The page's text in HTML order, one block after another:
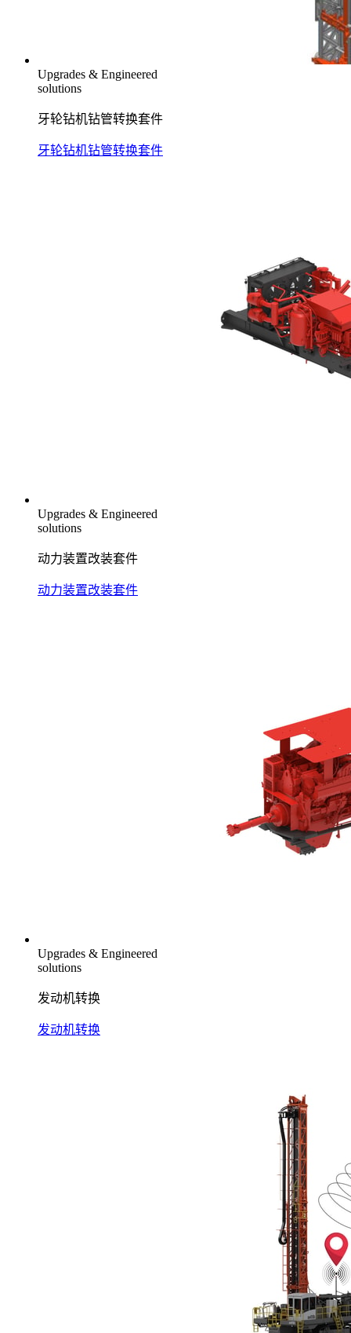
Upgrades & Engineered
solutions
牙轮钻机钻管转换套件
牙轮钻机钻管转换套件
Upgrades & Engineered
solutions
动力装置改装套件
动力装置改装套件
Upgrades & Engineered
solutions
发动机转换
发动机转换